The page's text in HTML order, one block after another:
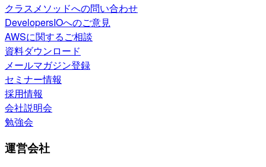
クラスメソッドへの問い合わせ
DevelopersIOへのご意見
AWSに関するご相談
資料ダウンロード
メールマガジン登録
セミナー情報
採用情報
会社説明会
勉強会
運営会社